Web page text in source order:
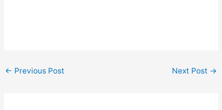
← Previous Post Next Post →